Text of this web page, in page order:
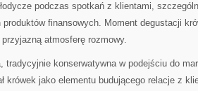
podczas spotkań z klientami,
finansowych. Moment degustacji
atmosferę rozmowy.
tradycyjnie konserwatywna w podejściu do
krówek jako elementu budującego relacje z